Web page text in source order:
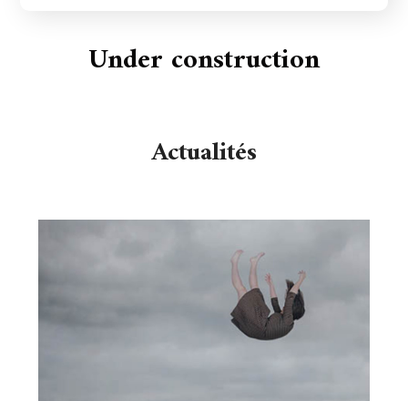
Under construction
Actualités